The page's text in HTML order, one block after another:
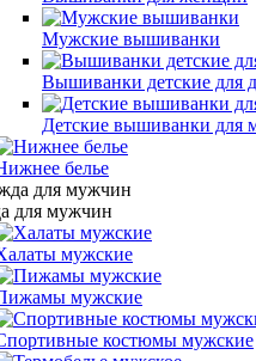
Мужские вышиванки
Вышиванки детские для
Детские вышиванки для
белье
для мужчин
мужские
мужские
костюмы мужские